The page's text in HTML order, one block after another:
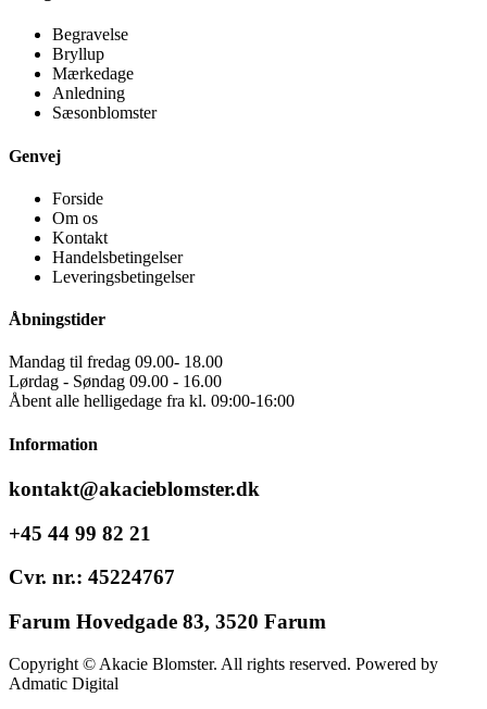
Begravelse
Bryllup
Mærkedage
Anledning
Sæsonblomster
Genvej
Forside
Om os
Kontakt
Handelsbetingelser
Leveringsbetingelser
Åbningstider
Mandag til fredag 09.00- 18.00
Lørdag - Søndag 09.00 - 16.00
Åbent alle helligedage fra kl. 09:00-16:00
Information
kontakt@akacieblomster.dk
+45 44 99 82 21
Cvr. nr.: 45224767
Farum Hovedgade 83, 3520 Farum
Copyright © Akacie Blomster. All rights reserved. Powered by
Admatic Digital